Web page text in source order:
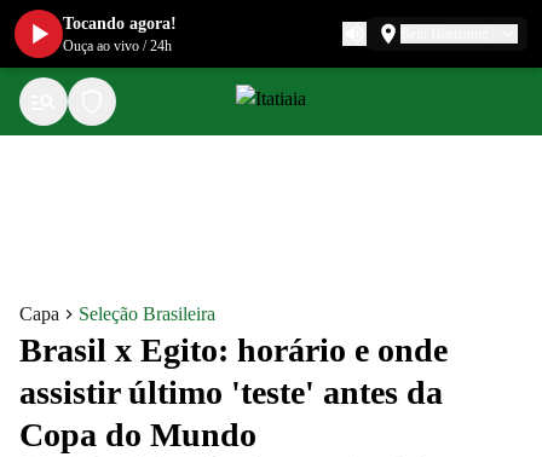
Capa Seleção Brasileira
Brasil x Egito: horário e onde
assistir último 'teste' antes da
Copa do Mundo
Tocando agora!
Ouça ao vivo /24h